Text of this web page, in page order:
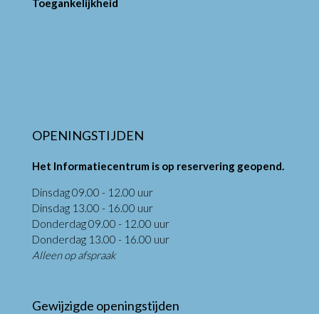
Toegankelijkheid
OPENINGSTIJDEN
Het Informatiecentrum is op reservering geopend.
Dinsdag 09.00 - 12.00 uur
Dinsdag 13.00 - 16.00 uur
Donderdag 09.00 - 12.00 uur
Donderdag 13.00 - 16.00 uur
Alleen op afspraak
Gewijzigde openingstijden